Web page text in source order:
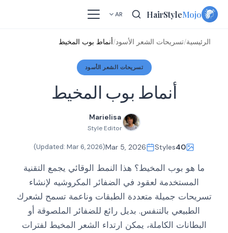
Skip
HairStyleMojo
AR
الرئيسية/تسريحات الشعر الأسود/أنماط بوب المخيط
تسريحات الشعر الأسود
أنماط بوب المخيط
Marielisa
Style Editor
40
Styles
Mar 5, 2026
(Updated:
Mar 6, 2026
)
ما هو بوب المخيط؟ هذا النمط الوقائي يجمع التقنية
المستخدمة لعقود في الضفائر المكروشيه لإنشاء
تسريحات جميلة متعددة الطبقات وناعمة تسمح لشعرك
الطبيعي بالتنفس. بديل رائع للضفائر الملصوقة أو
البطانات الكاملة، يمكن ارتداء الشعر المخيط لفترات